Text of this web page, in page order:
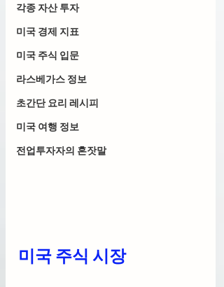
각종 자산 투자
미국 경제 지표
미국 주식 입문
라스베가스 정보
초간단 요리 레시피
미국 여행 정보
전업투자자의 혼잣말
미국 주식 시장